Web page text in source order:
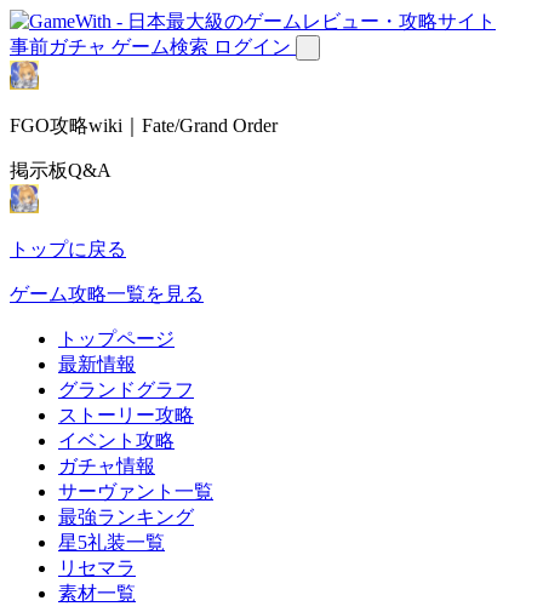
事前ガチャ ゲーム検索 ログイン
FGO攻略wiki｜Fate/Grand Order
掲示板Q&A
トップに戻る
ゲーム攻略一覧を見る
トップページ
最新情報
グランドグラフ
ストーリー攻略
イベント攻略
ガチャ情報
サーヴァント一覧
最強ランキング
星5礼装一覧
リセマラ
素材一覧